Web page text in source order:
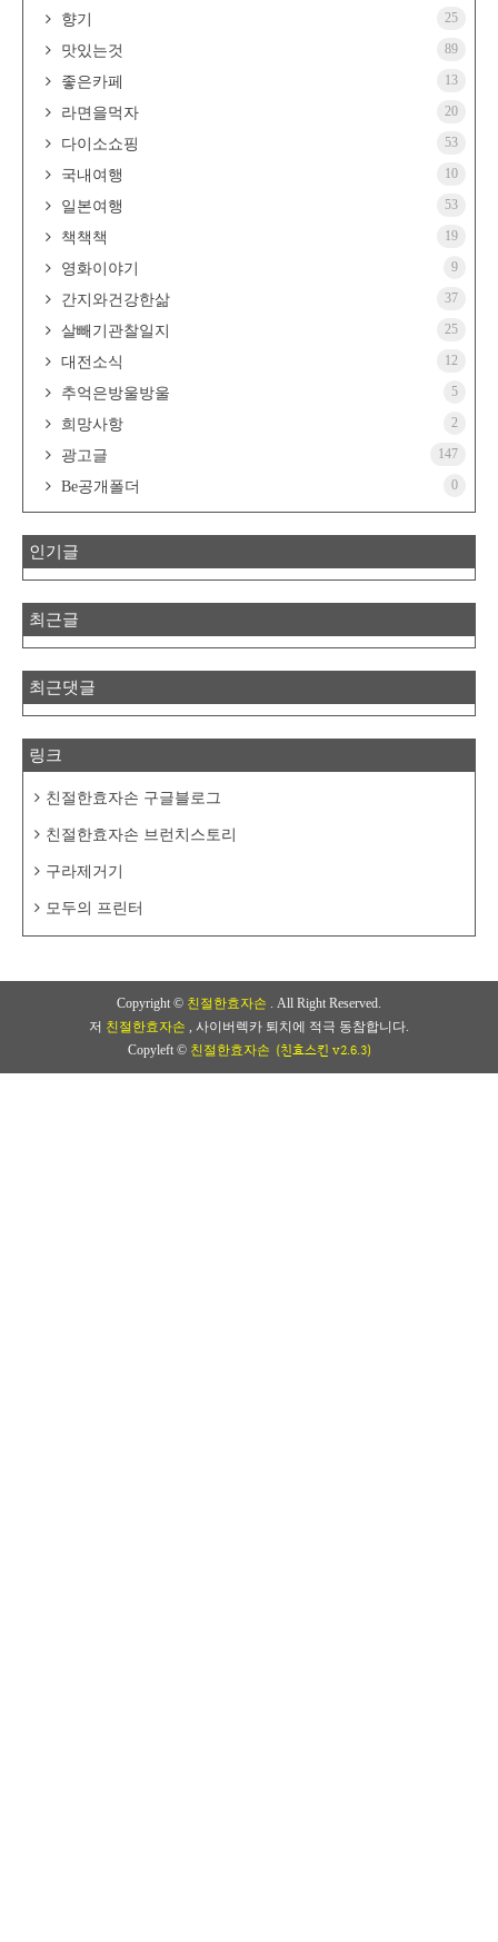
향기 25
맛있는것 89
좋은카페 13
라면을먹자 20
다이소쇼핑 53
국내여행 10
일본여행 53
책책책 19
영화이야기 9
간지와건강한삶 37
살빼기관찰일지 25
대전소식 12
추억은방울방울 5
희망사항 2
광고글 147
Be공개폴더 0
인기글
최근글
최근댓글
링크
친절한효자손 구글블로그
친절한효자손 브런치스토리
구라제거기
모두의 프린터
Copyright © 친절한효자손 . All Right Reserved.
저 친절한효자손 , 사이버렉카 퇴치에 적극 동참합니다.
Copyleft © 친절한효자손 (친효스킨 v2.6.3)